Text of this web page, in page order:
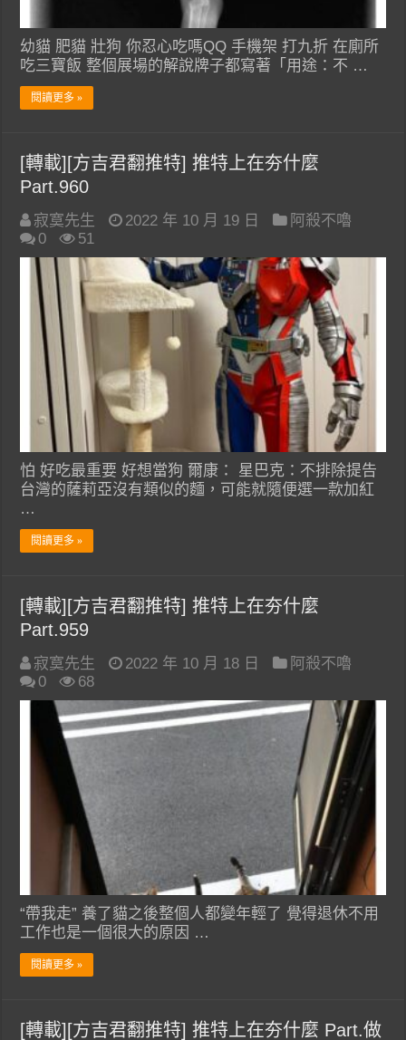
幼貓 肥貓 壯狗 你忍心吃嗎QQ 手機架 打九折 在廁所
吃三寶飯 整個展場的解說牌子都寫著「用途：不 …
閱讀更多 »
[轉載][方吉君翻推特] 推特上在夯什麼
Part.960
寂寞先生 2022 年 10 月 19 日
阿殺不嚕
0
51
怕 好吃最重要 好想當狗 爾康： 星巴克：不排除提告
台灣的薩莉亞沒有類似的麵，可能就隨便選一款加紅
…
閱讀更多 »
[轉載][方吉君翻推特] 推特上在夯什麼
Part.959
寂寞先生 2022 年 10 月 18 日
阿殺不嚕
0
68
“帶我走” 養了貓之後整個人都變年輕了 覺得退休不用
工作也是一個很大的原因 …
閱讀更多 »
[轉載][方吉君翻推特] 推特上在夯什麼 Part.做